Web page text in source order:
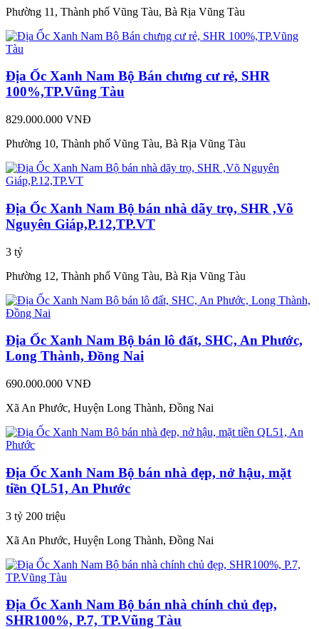
Phường 11, Thành phố Vũng Tàu, Bà Rịa Vũng Tàu
Địa Ốc Xanh Nam Bộ Bán chưng cư rẻ, SHR
100%,TP.Vũng Tàu
829.000.000 VNĐ
Phường 10, Thành phố Vũng Tàu, Bà Rịa Vũng Tàu
Địa Ốc Xanh Nam Bộ bán nhà dãy trọ, SHR ,Võ
Nguyên Giáp,P.12,TP.VT
3 tỷ
Phường 12, Thành phố Vũng Tàu, Bà Rịa Vũng Tàu
Địa Ốc Xanh Nam Bộ bán lô đất, SHC, An Phước,
Long Thành, Đồng Nai
690.000.000 VNĐ
Xã An Phước, Huyện Long Thành, Đồng Nai
Địa Ốc Xanh Nam Bộ bán nhà đẹp, nở hậu, mặt
tiền QL51, An Phước
3 tỷ 200 triệu
Xã An Phước, Huyện Long Thành, Đồng Nai
Địa Ốc Xanh Nam Bộ bán nhà chính chủ đẹp,
SHR100%, P.7, TP.Vũng Tàu